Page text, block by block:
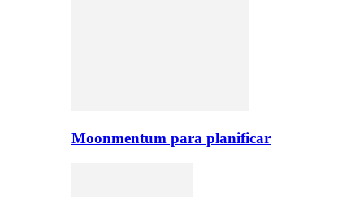
Moonmentum para planificar